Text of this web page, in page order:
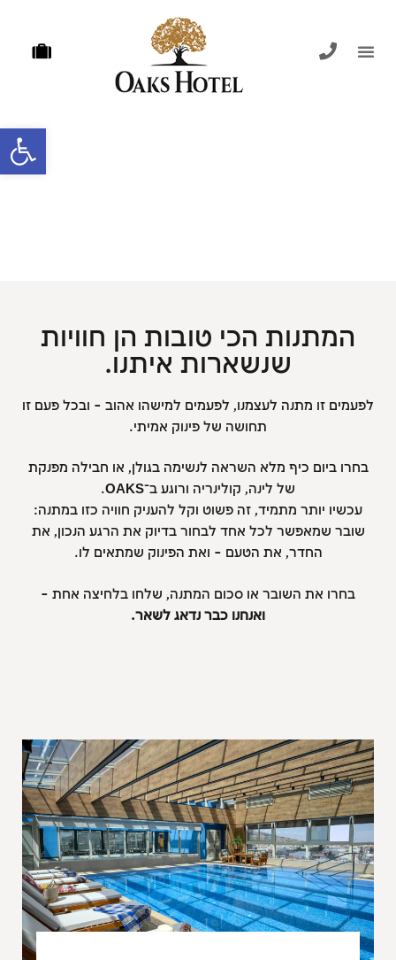
פתח
המתנות הכי טובות הן חוויות
שנשארות איתנו.
לפעמים זו מתנה לעצמנו, לפעמים למישהו אהוב – ובכל פעם זו
תחושה של פינוק אמיתי.
בחרו ביום כיף מלא השראה לנשימה בגולן, או חבילה מפנקת
של לינה, קולינריה ורוגע ב־OAKS
.
עכשיו יותר מתמיד, זה פשוט וקל להעניק חוויה כזו במתנה:
שובר שמאפשר לכל אחד לבחור בדיוק את הרגע הנכון, את
החדר, את הטעם – ואת הפינוק שמתאים לו.
בחרו את השובר או סכום המתנה, שלחו בלחיצה אחת –
ואנחנו כבר נדאג לשאר.